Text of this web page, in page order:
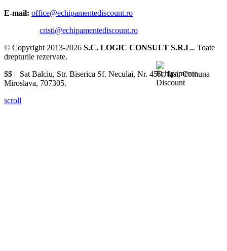
E-mail: office@echipamentediscount.ro
cristi@echipamentediscount.ro
© Copyright 2013-2026 S.C. LOGIC CONSULT S.R.L.. Toate
drepturile rezervate.
$$ | Sat Balciu, Str. Biserica Sf. Neculai, Nr. 45R,Iasi,Comuna
Miroslava, 707305.
scroll